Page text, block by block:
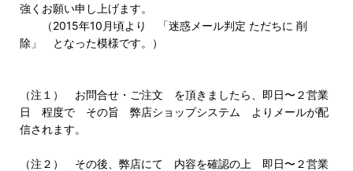
強くお願い申し上げます。
（2015年10月頃より 「迷惑メール判定 ただちに 削
除」 となった模様です。）
（注１） お問合せ・ご注文 を頂きましたら、即日〜２営業
日 程度で その旨 弊店ショップシステム よりメールが配
信されます。
（注２） その後、弊店にて 内容を確認の上 即日〜２営業